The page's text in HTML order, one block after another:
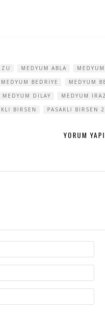
MEDYUM ABLA
MEDYUM BEDRIYE MEDYUM
MEDYUM DILAY MEDYUM IRAZ
BIRSEN PASAKLI BIRSEN
YORUM